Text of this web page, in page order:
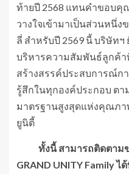
ท้ายปี 2568 แทนคำขอบคุ
วางใจเข้ามาเป็นส่วนหนึ่
ลี่ สำหรับปี 2569 นี้ บริษัท
บริหารความสัมพันธ์ลูกค้า
สร้างสรรค์ประสบการณ์ก
รู้สึกในทุกองค์ประกอบ ต
มาตรฐานสูงสุดแห่งคุณภ
ยูนิตี้
ทั้งนี้ สามารถติดตามข่
GRAND UNITY Familyไ